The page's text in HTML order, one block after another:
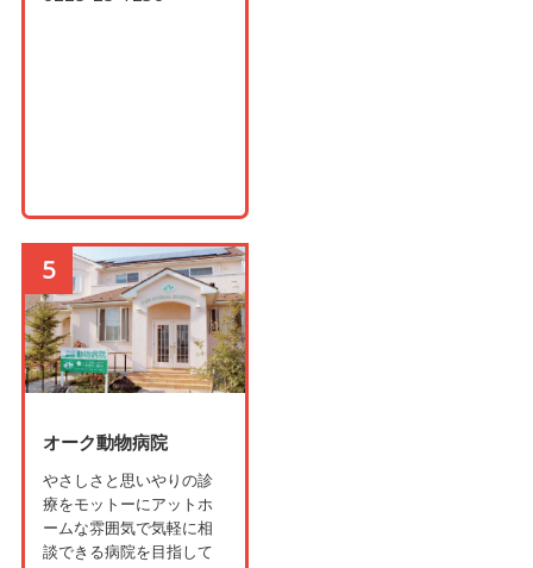
5
オーク動物病院
やさしさと思いやりの診
療をモットーにアットホ
ームな雰囲気で気軽に相
談できる病院を目指して